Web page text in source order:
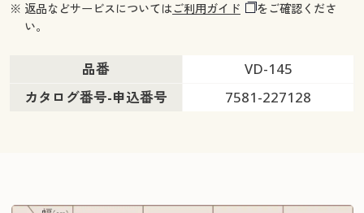
※ 返品などサービスについてはご利用ガイド
をご確認くださ
い。
品番
VD-145
カタログ番号-申込番号
7581-227128